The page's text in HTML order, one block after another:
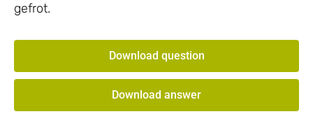
gefrot.
Download question
Download answer